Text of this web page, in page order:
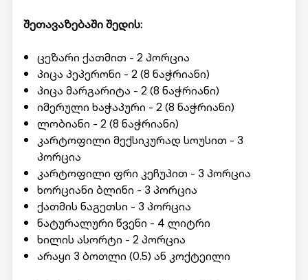
შეთავაზებაში შედის:
ცეზარი ქათმით - 2 პორცია
პიცა პეპერონი - 2 (8 ნაჭრიანი)
პიცა მარგარიტა - 2 (8 ნაჭრიანი)
იმერული ხაჭაპური - 2 (8 ნაჭრიანი)
ლობიანი - 2 (8 ნაჭრიანი)
კარტოფილი მექსიკურად სოუსით - 3
პორცია
კარტოფილი ფრი კეჩუპით - 3 პორცია
ხორციანი ბლინი - 3 პორცია
ქათმის ნაგეთსი - 3 პორცია
ნატურალური წვენი - 4 ლიტრი
ხილის ასორტი - 2 პორცია
არაყი 3 ბოთლი (0.5) ან კოქტეილი